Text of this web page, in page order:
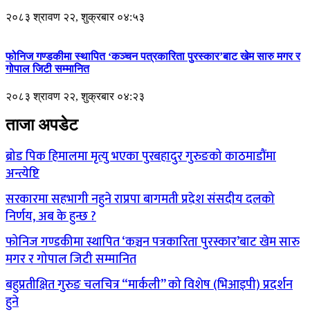
२०८३ श्रावण २२, शुक्रबार ०४:५३
फोनिज गण्डकीमा स्थापित ‘कञ्चन पत्रकारिता पुरस्कार’बाट खेम सारु मगर र
गोपाल जिटी सम्मानित
२०८३ श्रावण २२, शुक्रबार ०४:२३
ताजा अपडेट
ब्रोड पिक हिमालमा मृत्यु भएका पुरबहादुर गुरुङको काठमाडौंमा
अन्त्येष्टि
सरकारमा सहभागी नहुने राप्रपा बागमती प्रदेश संसदीय दलको
निर्णय, अब के हुन्छ ?
फोनिज गण्डकीमा स्थापित ‘कञ्चन पत्रकारिता पुरस्कार’बाट खेम सारु
मगर र गोपाल जिटी सम्मानित
बहुप्रतीक्षित गुरुङ चलचित्र “मार्कली” को विशेष (भिआइपी) प्रदर्शन
हुने